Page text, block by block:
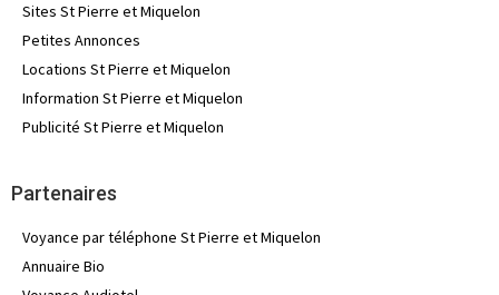
Sites St Pierre et Miquelon
Petites Annonces
Locations St Pierre et Miquelon
Information St Pierre et Miquelon
Publicité St Pierre et Miquelon
Partenaires
Voyance par téléphone St Pierre et Miquelon
Annuaire Bio